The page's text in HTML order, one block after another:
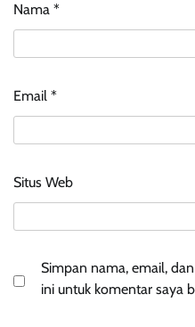
Nama *
Email *
Situs Web
Simpan nama, email,
ini untuk komentar saya